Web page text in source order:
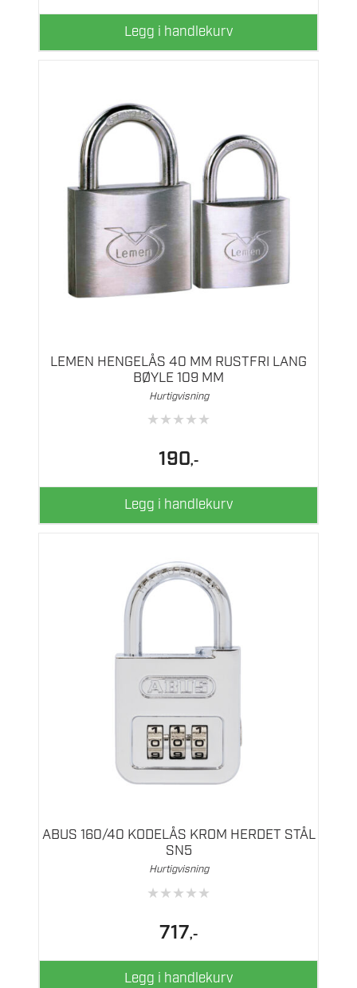
Legg i handlekurv
LEMEN HENGELÅS 40 MM RUSTFRI LANG
BØYLE 109 MM
Hurtigvisning
★★★★★
190,-
Legg i handlekurv
ABUS 160/40 KODELÅS KROM HERDET STÅL
SN5
Hurtigvisning
★★★★★
717,-
Legg i handlekurv